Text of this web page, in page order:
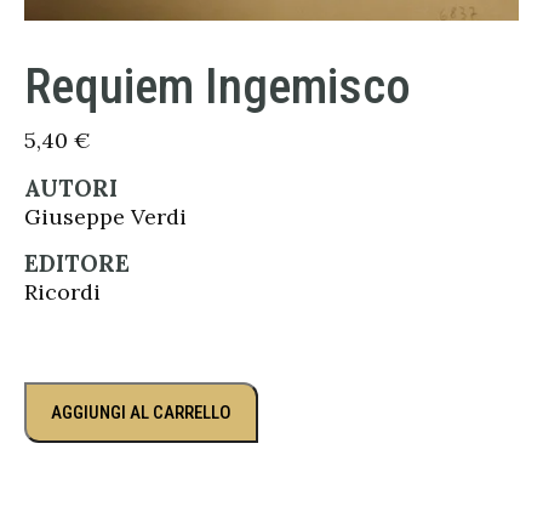
Requiem Ingemisco
5,40 €
AUTORI
Giuseppe Verdi
EDITORE
Ricordi
AGGIUNGI AL CARRELLO